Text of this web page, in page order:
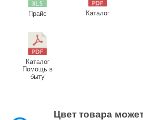
Прайс Каталог
Каталог
Помощь в
быту
Цвет товара